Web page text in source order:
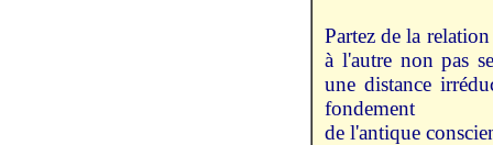
Partez de la
à l'autre non pas
une distance
fondement
de l'antique